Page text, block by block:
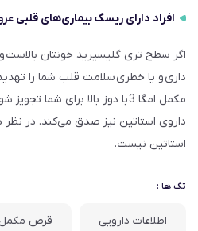
افراد دارای ریسک بیماری‌های قلبی
اگر سطح تری ‌گلیسیرید خونتان بالاست
داری و یا خطری سلامت قلب شما را
مکمل امگا 3 با دوز بالا برای
استاتین نیست.
تگ ها :
اطلاعات دارویی قرص مکمل